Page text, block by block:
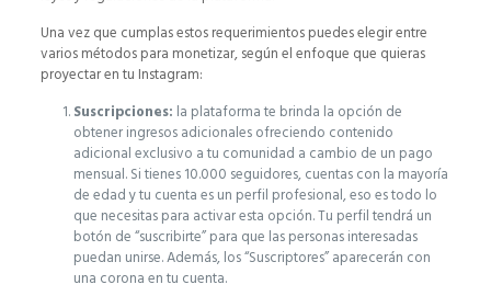
Una vez que cumplas estos requerimientos puedes elegir entre
varios métodos para monetizar, según el enfoque que quieras
proyectar en tu Instagram:
Suscripciones: la plataforma te brinda la opción de
obtener ingresos adicionales ofreciendo contenido
adicional exclusivo a tu comunidad a cambio de un pago
mensual. Si tienes 10.000 seguidores, cuentas con la mayoría
de edad y tu cuenta es un perfil profesional, eso es todo lo
que necesitas para activar esta opción. Tu perfil tendrá un
botón de “suscribirte” para que las personas interesadas
puedan unirse. Además, los “Suscriptores” aparecerán con
una corona en tu cuenta.